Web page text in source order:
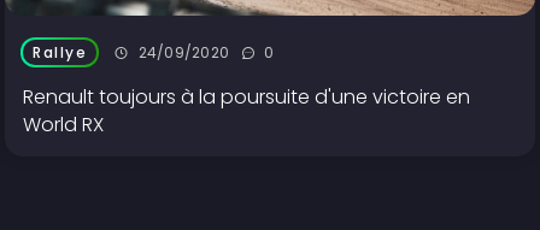
Rallye 24/09/2020 0
Renault toujours à la poursuite d'une victoire en
World RX